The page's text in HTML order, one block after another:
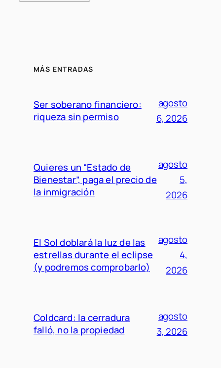
MÁS ENTRADAS
Ser soberano financiero:
riqueza sin permiso
agosto
6, 2026
Quieres un “Estado de
Bienestar”, paga el precio de
la inmigración
agosto
5,
2026
El Sol doblará la luz de las
estrellas durante el eclipse
(y podremos comprobarlo)
agosto
4,
2026
Coldcard: la cerradura
falló, no la propiedad
agosto
3, 2026